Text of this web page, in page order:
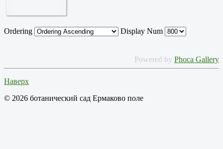
Ordering Display Num
Powered by Phoca Gallery
Наверх
© 2026 ботанический сад Ермаково поле